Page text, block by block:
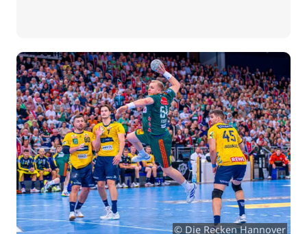
© Die Recken Hannover